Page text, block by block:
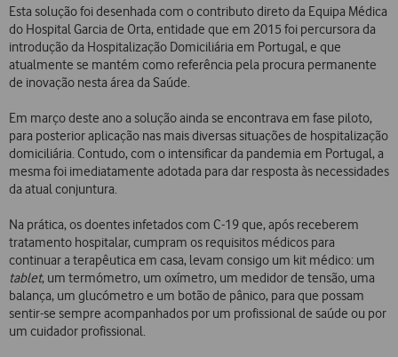
Esta solução foi desenhada com o contributo direto da Equipa Médica
do Hospital Garcia de Orta, entidade que em 2015 foi percursora da
introdução da Hospitalização Domiciliária em Portugal, e que
atualmente se mantém como referência pela procura permanente
de inovação nesta área da Saúde.
Em março deste ano a solução ainda se encontrava em fase piloto,
para posterior aplicação nas mais diversas situações de hospitalização
domiciliária. Contudo, com o intensificar da pandemia em Portugal, a
mesma foi imediatamente adotada para dar resposta às necessidades
da atual conjuntura.
Na prática, os doentes infetados com C-19 que, após receberem
tratamento hospitalar, cumpram os requisitos médicos para
continuar a terapêutica em casa, levam consigo um kit médico: um
tablet, um termómetro, um oxímetro, um medidor de tensão, uma
balança, um glucómetro e um botão de pânico, para que possam
sentir-se sempre acompanhados por um profissional de saúde ou por
um cuidador profissional.